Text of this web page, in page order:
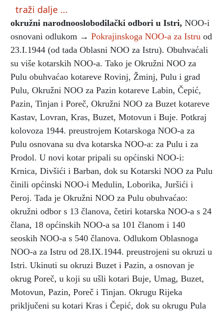
traži dalje ...
okružni narodnooslobodilački odbori u Istri, NOO-i
osnovani odlukom → Pokrajinskoga NOO-a za Istru od
23.I.1944 (od tada Oblasni NOO za Istru). Obuhvaćali
su više kotarskih NOO-a. Tako je Okružni NOO za
Pulu obuhvaćao kotareve Rovinj, Žminj, Pulu i grad
Pulu, Okružni NOO za Pazin kotareve Labin, Čepić,
Pazin, Tinjan i Poreč, Okružni NOO za Buzet kotareve
Kastav, Lovran, Kras, Buzet, Motovun i Buje. Potkraj
kolovoza 1944. preustrojem Kotarskoga NOO-a za
Pulu osnovana su dva kotarska NOO-a: za Pulu i za
Prodol. U novi kotar pripali su općinski NOO-i:
Krnica, Divšići i Barban, dok su Kotarski NOO za Pulu
činili općinski NOO-i Medulin, Loborika, Juršići i
Peroj. Tada je Okružni NOO za Pulu obuhvaćao:
okružni odbor s 13 članova, četiri kotarska NOO-a s 24
člana, 18 općinskih NOO-a sa 101 članom i 140
seoskih NOO-a s 540 članova. Odlukom Oblasnoga
NOO-a za Istru od 28.IX.1944. preustrojeni su okruzi u
Istri. Ukinuti su okruzi Buzet i Pazin, a osnovan je
okrug Poreč, u koji su ušli kotari Buje, Umag, Buzet,
Motovun, Pazin, Poreč i Tinjan. Okrugu Rijeka
priključeni su kotari Kras i Čepić, dok su okrugu Pula